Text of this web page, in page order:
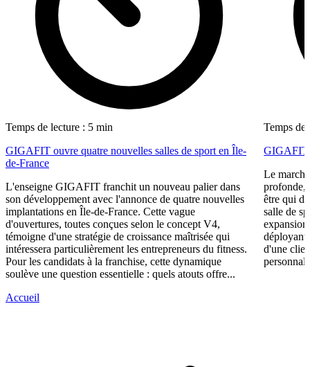
Temps de lecture : 5 min
GIGAFIT ouvre quatre nouvelles salles de sport en Île-
de-France
L'enseigne GIGAFIT franchit un nouveau palier dans
son développement avec l'annonce de quatre nouvelles
implantations en Île-de-France. Cette vague
d'ouvertures, toutes conçues selon le concept V4,
témoigne d'une stratégie de croissance maîtrisée qui
intéressera particulièrement les entrepreneurs du fitness.
Pour les candidats à la franchise, cette dynamique
soulève une question essentielle : quels atouts offre...
Temps de
GIGAFIT
Le
profonde,
être qui
salle de
déployant
d'une
Accueil